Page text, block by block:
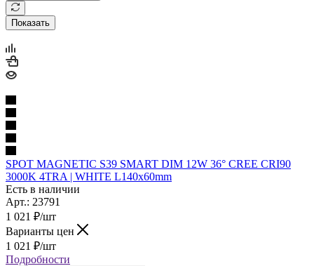
Показать
SPOT MAGNETIC S39 SMART DIM 12W 36° CREE CRI90
3000K 4TRA | WHITE L140x60mm
Есть в наличии
Арт.: 23791
1 021 ₽/шт
Варианты цен
1 021 ₽/шт
Подробности